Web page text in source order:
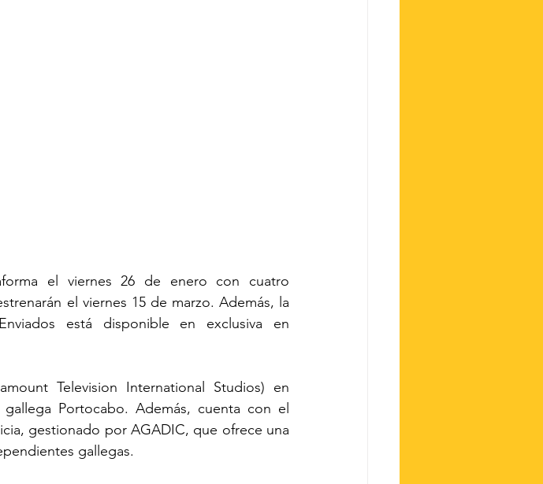
el viernes 26 de enero con cuatro
el viernes 15 de marzo. Además, la
está disponible en exclusiva en
Television International Studios) en
Portocabo. Además, cuenta con el
gestionado por AGADIC, que ofrece una
gallegas.